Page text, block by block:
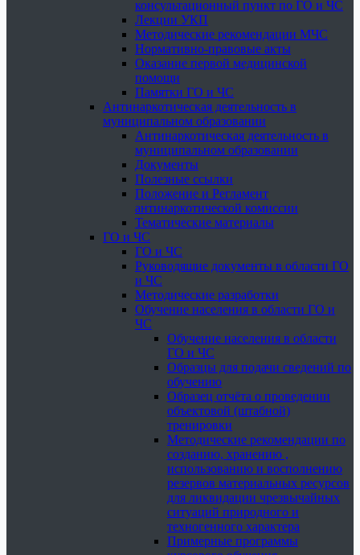
консультационный пункт по ГО и ЧС
Лекции УКП
Методические рекомендации МЧС
Нормативно-правовые акты
Оказание первой медицинской
помощи
Памятки ГО и ЧС
Антинаркотическая деятельность в
муниципальном образовании
Антинаркотическая деятельность в
муниципальном образовании
Документы
Полезные ссылки
Положение и Регламент
антинаркотической комиссии
Тематические материалы
ГО и ЧС
ГО и ЧС
Руководящие документы в области ГО
и ЧС
Методические разработки
Обучение населения в области ГО и
ЧС
Обучение населения в области
ГО и ЧС
Образцы для подачи сведений по
обучению
Образец отчёта о проведении
объектовой (штабной)
тренировки
Методические рекомендации по
созданию, хранению ,
использованию и восполнению
резервов материальных ресурсов
для ликвидации чрезвычайных
ситуаций природного и
техногенного характера
Примерные программы